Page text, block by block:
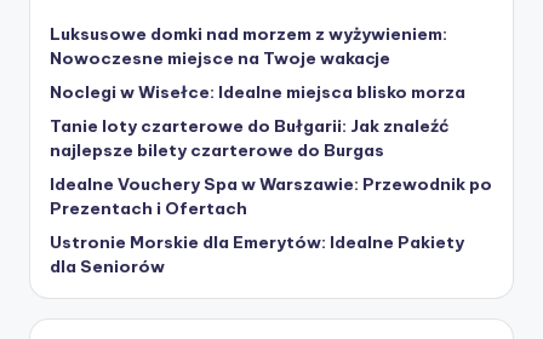
Luksusowe domki nad morzem z wyżywieniem:
Nowoczesne miejsce na Twoje wakacje
Noclegi w Wisełce: Idealne miejsca blisko morza
Tanie loty czarterowe do Bułgarii: Jak znaleźć
najlepsze bilety czarterowe do Burgas
Idealne Vouchery Spa w Warszawie: Przewodnik po
Prezentach i Ofertach
Ustronie Morskie dla Emerytów: Idealne Pakiety
dla Seniorów